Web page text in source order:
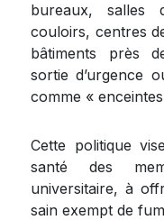
bureaux, salles
couloirs, centres
bâtiments près
sortie d’urgence
comme «
Cette politique
santé des
universitaire, à
sain exempt de